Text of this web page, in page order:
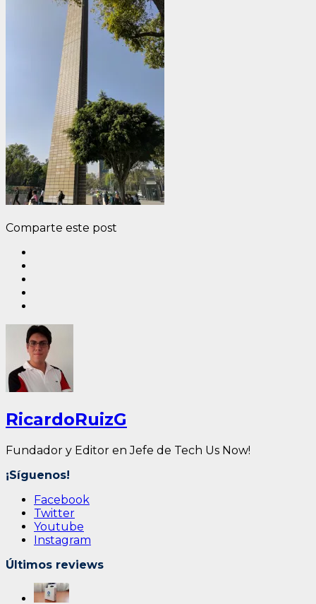
Comparte este post
RicardoRuizG
Fundador y Editor en Jefe de Tech Us Now!
¡Síguenos!
Facebook
Twitter
Youtube
Instagram
Últimos reviews